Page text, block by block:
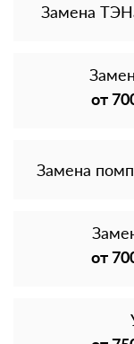
Замена
от
Замена
от